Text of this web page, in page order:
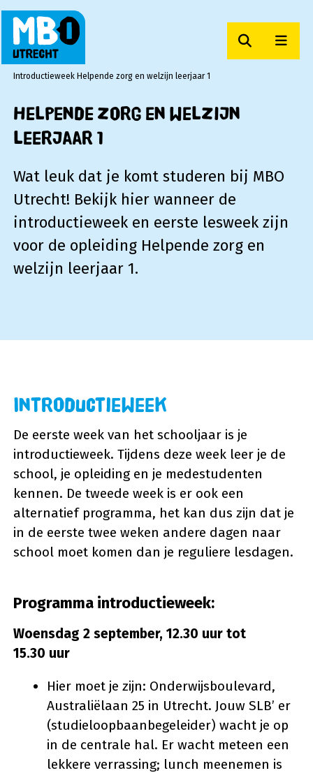
MBO Utrecht
Zoeken
Introductieweek Helpende zorg en welzijn leerjaar 1
Helpende zorg en welzijn
leerjaar 1
Wat leuk dat je komt studeren bij MBO
Utrecht! Bekijk hier wanneer de
introductieweek en eerste lesweek zijn
voor de opleiding Helpende zorg en
welzijn leerjaar 1.
Introductieweek
De eerste week van het schooljaar is je
introductieweek. Tijdens deze week leer je de
school, je opleiding en je medestudenten
kennen. De tweede week is er ook een
alternatief programma, het kan dus zijn dat je
in de eerste twee weken andere dagen naar
school moet komen dan je reguliere lesdagen.
Programma introductieweek:
Woensdag 2 september, 12.30 uur tot
15.30 uur
Hier moet je zijn: Onderwijsboulevard,
Australiëlaan 25 in Utrecht. Jouw SLB’ er
(studieloopbaanbegeleider) wacht je op
in de centrale hal. Er wacht meteen een
lekkere verrassing; lunch meenemen is